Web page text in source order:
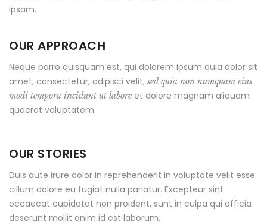
ipsam.
OUR APPROACH
Neque porro quisquam est, qui dolorem ipsum quia dolor sit
amet, consectetur, adipisci velit, sed quia non numquam eius
modi tempora incidunt ut labore et dolore magnam aliquam
quaerat voluptatem.
OUR STORIES
Duis aute irure dolor in reprehenderit in voluptate velit esse
cillum dolore eu fugiat nulla pariatur. Excepteur sint
occaecat cupidatat non proident, sunt in culpa qui officia
deserunt mollit anim id est laborum.